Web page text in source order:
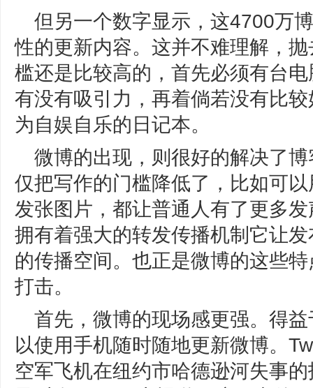
但另一个数字显示，这4700万
性的更新内容。这并不难理解，
槛还是比较高的，首先必须有台
有没有吸引力，再着倘若没有比
为自娱自乐的日记本。
微博的出现，则很好的解决了博
仅把写作的门槛降低了，比如可
发张图片，都让普通人有了更多
拥有着强大的转发传播机制它让
的传播空间。也正是微博的这些
打击。
首先，微博的现场感更强。得
以使用手机随时随地更新微博。
空军飞机在纽约市哈德逊河失事